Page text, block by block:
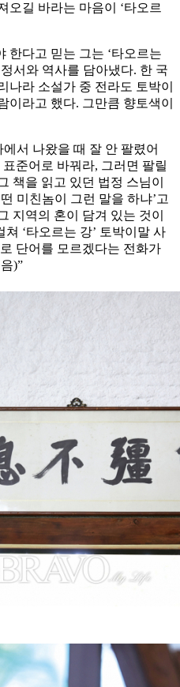
오길 바라는 마음이 ‘타오르
한다고 믿는 그는 ‘타오르는
서와 역사를 담아냈다. 한 국
나라 소설가 중 전라도 토박이
이라고 했다. 그만큼 향토색이
서 나왔을 때 잘 안 팔렸어
준어로 바꿔라, 그러면 팔릴
책을 읽고 있던 법정 스님이
미친놈이 그런 말을 하냐’고
지역의 혼이 담겨 있는 것이
‘타오르는 강’ 토박이말 사
단어를 모르겠다는 전화가
)”